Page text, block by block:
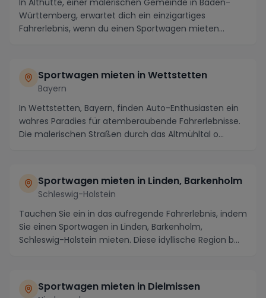
In Althütte, einer malerischen Gemeinde in Baden-
Württemberg, erwartet dich ein einzigartiges
Fahrerlebnis, wenn du einen Sportwagen mieten
Sportwagen mieten in Wettstetten
Bayern
In Wettstetten, Bayern, finden Auto-Enthusiasten ein
wahres Paradies für atemberaubende Fahrerlebnisse.
Die malerischen Straßen durch das Altmühltal o...
Sportwagen mieten in Linden, Barkenholm
Schleswig-Holstein
Tauchen Sie ein in das aufregende Fahrerlebnis, indem
Sie einen Sportwagen in Linden, Barkenholm,
Schleswig-Holstein mieten. Diese idyllische Region b...
Sportwagen mieten in Dielmissen